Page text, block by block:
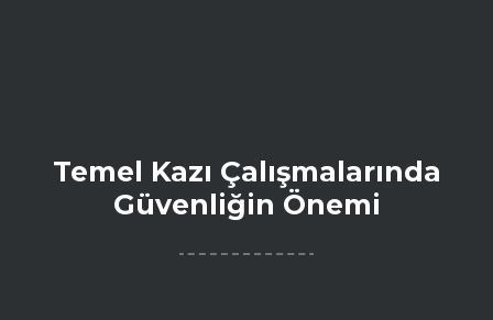
Temel Kazı Çalışmalarında
Güvenliğin Önemi